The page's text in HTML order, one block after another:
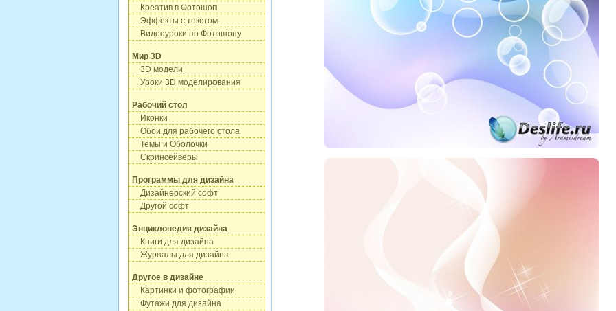
Креатив в Фотошоп
Эффекты с текстом
Видеоуроки по Фотошопу
Мир 3D
3D модели
Уроки 3D моделирования
Рабочий стол
Иконки
Обои для рабочего стола
Темы и Оболочки
Скринсейверы
Программы для дизайна
Дизайнерский софт
Другой софт
Энциклопедия дизайна
Книги для дизайна
Журналы для дизайна
Другое в дизайне
Картинки и фотографии
Футажи для дизайна